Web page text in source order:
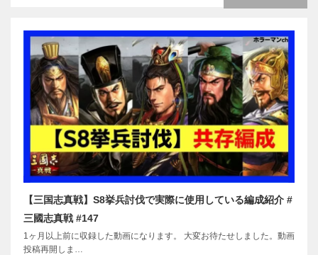
【三国志真戦】S8挙兵討伐で実際に使用している編成紹介 #
三國志真戦 #147
1ヶ月以上前に収録した動画になります。 大変お待たせしました。動画
投稿再開しま…